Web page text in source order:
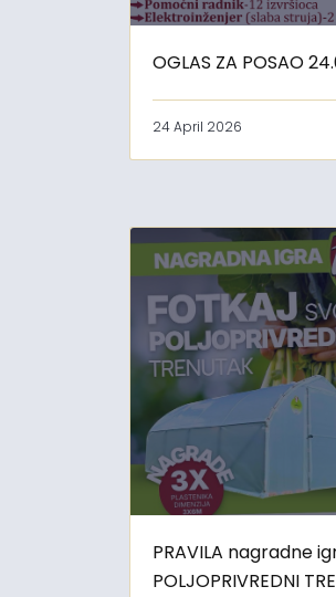
OGLAS ZA POSAO
24 April 2026
PRAVILA nagradne
POLJOPRIVREDNI